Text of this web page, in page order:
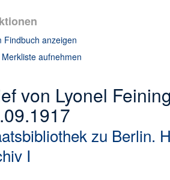
Findbuch anzeigen
Merkliste aufnehmen
von Lyonel
zu Berlin.
I